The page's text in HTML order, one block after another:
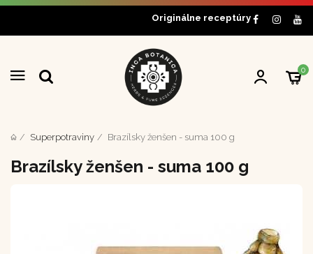
Originálne receptúry
0
Superpotraviny Brazílsky ženšen - suma 100 g
Brazílsky ženšen - suma 100 g